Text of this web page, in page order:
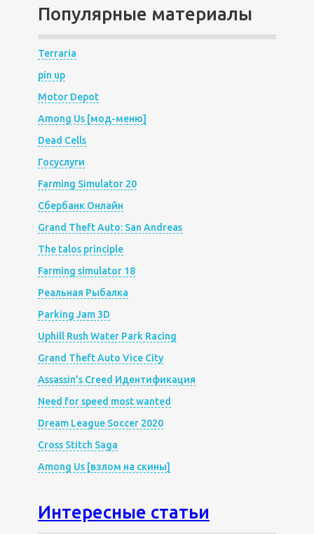
Популярные материалы
Terraria
pin up
Motor Depot
Among Us [мод-меню]
Dead Cells
Госуслуги
Farming Simulator 20
Сбербанк Онлайн
Grand Theft Auto: San Andreas
The talos principle
Farming simulator 18
Реальная Рыбалка
Parking Jam 3D
Uphill Rush Water Park Racing
Grand Theft Auto Vice City
Assassin’s Creed Идентификация
Need for speed most wanted
Dream League Soccer 2020
Cross Stitch Saga
Among Us [взлом на скины]
Интересные статьи